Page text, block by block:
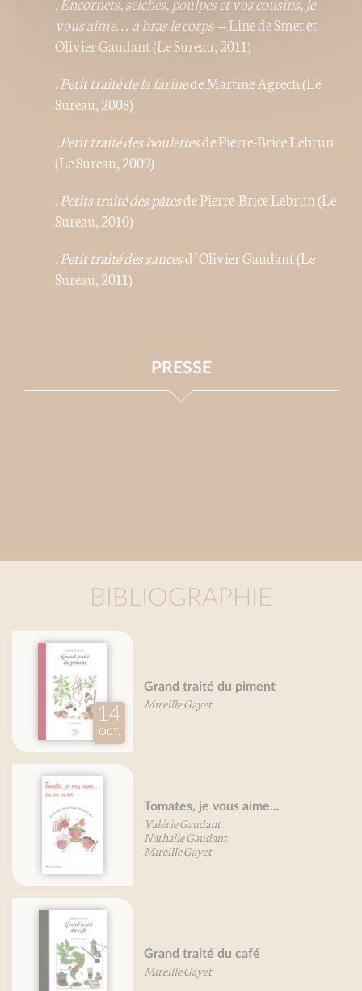
vous aime… à bras le corps– Line de Smet et
Olivier Gaudant (Le Sureau, 2011)
. Petit traité de lafarinede Martine Agrech (Le
Sureau, 2008)
.Petit traité des boulettesde Pierre-Brice Lebrun
(Le Sureau, 2009)
. Petits traité des pâtesde Pierre-Brice Lebrun (Le
Sureau, 2010)
. Petit traité dessaucesd’Olivier Gaudant (Le
Sureau, 2011)
PRESSE
BIBLIOGRAPHIE
Grand traité des herbes
aromatiques
Mireille Gayet
Grand traité des fleurs
comestibles
Mireille Gayet
Petit traité des petits-farcis
Mireille Gayet